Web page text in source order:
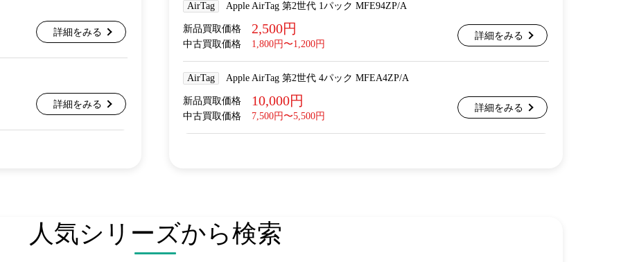
詳細をみる
詳細をみる
AirTag Apple AirTag 第2世代 1パック MFE94ZP/A
新品買取価格 2,500円
中古買取価格 1,800円〜1,200円
詳細をみる
AirTag Apple AirTag 第2世代 4パック MFEA4ZP/A
新品買取価格 10,000円
中古買取価格 7,500円〜5,500円
詳細をみる
人気シリーズから検索